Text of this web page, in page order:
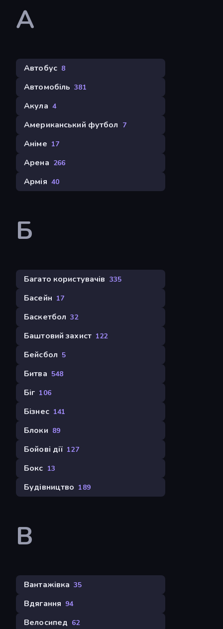
А
Автобус 8
Автомобіль 381
Акула 4
Американський футбол 7
Аніме 17
Арена 266
Армія 40
Б
Багато користувачів 335
Басейн 17
Баскетбол 32
Баштовий захист 122
Бейсбол 5
Битва 548
Біг 106
Бізнес 141
Блоки 89
Бойові дії 127
Бокс 13
Будівництво 189
В
Вантажівка 35
Вдягання 94
Велосипед 62